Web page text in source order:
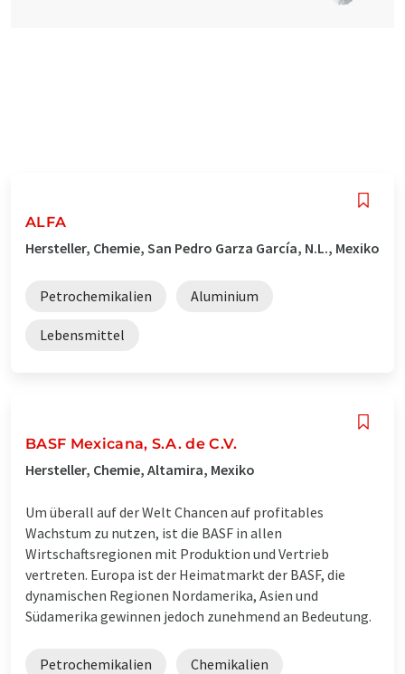
ALFA
Hersteller, Chemie, San Pedro Garza García, N.L., Mexiko
Petrochemikalien Aluminium
Lebensmittel
BASF Mexicana, S.A. de C.V.
Hersteller, Chemie, Altamira, Mexiko
Um überall auf der Welt Chancen auf profitables
Wachstum zu nutzen, ist die BASF in allen
Wirtschaftsregionen mit Produktion und Vertrieb
vertreten. Europa ist der Heimatmarkt der BASF, die
dynamischen Regionen Nordamerika, Asien und
Südamerika gewinnen jedoch zunehmend an Bedeutung.
Petrochemikalien Chemikalien